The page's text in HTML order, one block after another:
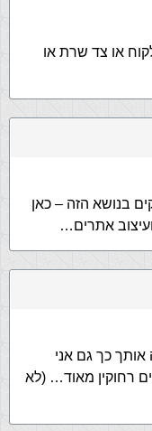
או צד שרת או
בנושא הזה – כאן
אתרים…
אותך כך גם אני
רחוקין מאוד… (לא